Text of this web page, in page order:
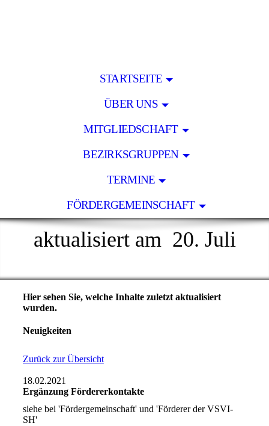
STARTSEITE
ÜBER UNS
MITGLIEDSCHAFT
BEZIRKSGRUPPEN
TERMINE
FÖRDERGEMEINSCHAFT
aktualisiert am 20. Juli
Hier sehen Sie, welche Inhalte zuletzt aktualisiert
wurden.
Neuigkeiten
Zurück zur Übersicht
18.02.2021
Ergänzung Fördererkontakte
siehe bei 'Fördergemeinschaft' und 'Förderer der VSVI-
SH'